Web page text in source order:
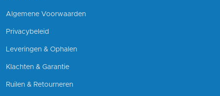
Algemene Voorwaarden
Privacybeleid
Leveringen & Ophalen
Klachten & Garantie
Ruilen & Retourneren